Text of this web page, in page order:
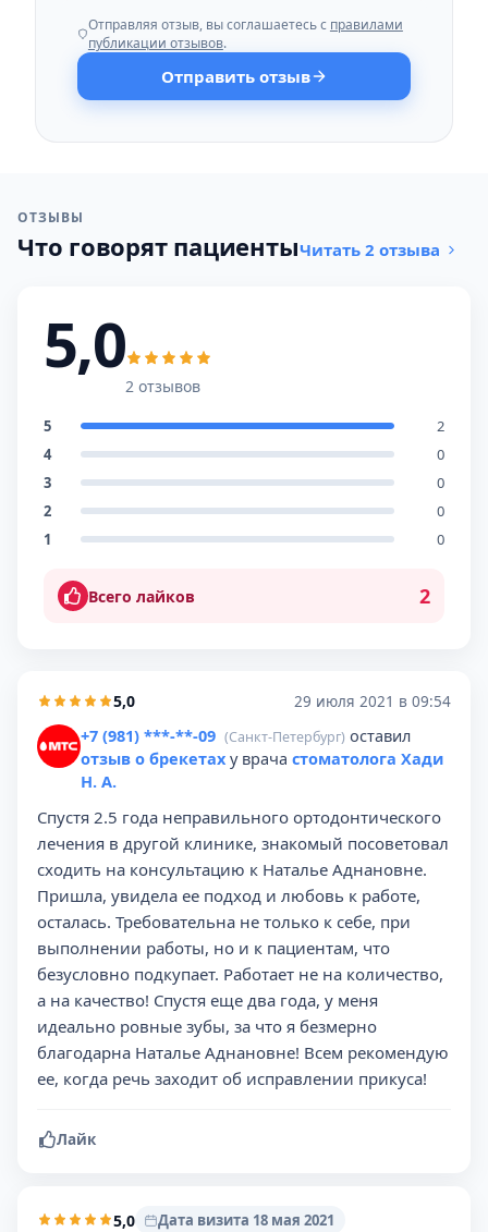
Отправляя отзыв, вы соглашаетесь с правилами
публикации отзывов.
Отправить отзыв
ОТЗЫВЫ
Что говорят пациентыЧитать 2 отзыва
5,0
2 отзывов
5
2
4
0
3
0
2
0
1
0
Всего лайков 2
5,0 29 июля 2021 в 09:54
+7 (981) ***-**-09 (Санкт-Петербург) оставил
отзыв о брекетах у врача стоматолога Хади
Н. А.
Спустя 2.5 года неправильного ортодонтического
лечения в другой клинике, знакомый посоветовал
сходить на консультацию к Наталье Аднановне.
Пришла, увидела ее подход и любовь к работе,
осталась. Требовательна не только к себе, при
выполнении работы, но и к пациентам, что
безусловно подкупает. Работает не на количество,
а на качество! Спустя еще два года, у меня
идеально ровные зубы, за что я безмерно
благодарна Наталье Аднановне! Всем рекомендую
ее, когда речь заходит об исправлении прикуса!
Лайк
5,0 Дата визита 18 мая 2021